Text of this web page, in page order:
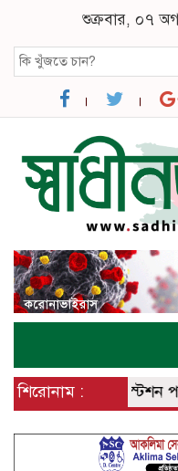
শুক্রবার, ০৭
শিরোনাম :
রেলওয়ে স্টেশন